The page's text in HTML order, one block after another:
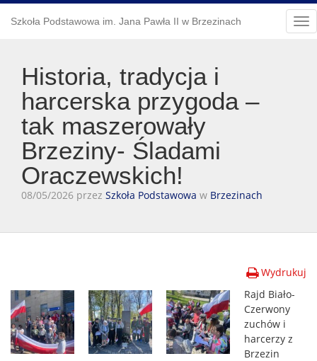
Szkoła Podstawowa im. Jana Pawła II w Brzezinach
Historia, tradycja i
harcerska przygoda –
tak maszerowały
Brzeziny- Śladami
Oraczewskich!
08/05/2026 przez Szkoła Podstawowa w Brzezinach
Wydrukuj
Rajd Biało-
Czerwony
zuchów i
harcerzy z
Brzezin